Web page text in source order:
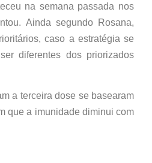
na semana passada nos
Ainda segundo Rosana,
caso a estratégia se
diferentes dos priorizados
a terceira dose se basearam
que a imunidade diminui com